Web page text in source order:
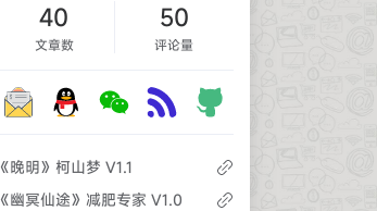
40
文章数
50
评论量
《晚明》柯山梦 V1.1
《幽冥仙途》减肥专家 V1.0